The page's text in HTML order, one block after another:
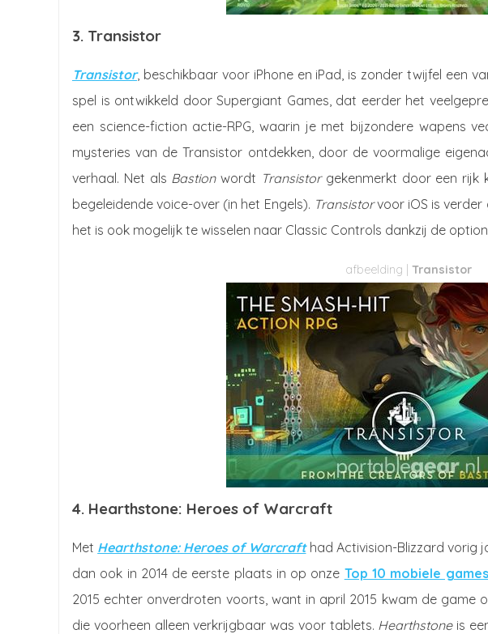
3. Transistor
Transistor, beschikbaar voor iPhone en iPad, is zonder twijfel een
spel is ontwikkeld door Supergiant Games, dat eerder het
een science-fiction actie-RPG, waarin je met bijzondere wapens
mysteries van de Transistor ontdekken, door de voormalige
verhaal. Net als Bastionwordt Transistorgekenmerkt door een rijk
begeleidende voice-over (in het Engels). Transistorvoor iOS is
het is ook mogelijk te wisselen naar Classic Controls dankzij de
Transistor
4. Hearthstone: Heroes of Warcraft
Met Hearthstone: Heroes of Warcraft had Activision-Blizzard vorig
dan ook in 2014 de eerste plaats in op onze Top 10 mobiele
2015 echter onverdroten voorts, want in april 2015 kwam de game
die voorheen alleen verkrijgbaar was voor tablets. Hearthstoneis